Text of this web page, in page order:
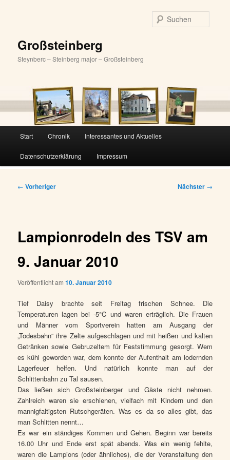
Großsteinberg
Steynberc – Steinberg major – Großsteinberg
Start Chronik Interessantes und Aktuelles
Datenschutzerklärung Impressum
Beitragsnavigation
← Vorheriger Nächster →
Lampionrodeln des TSV am
9. Januar 2010
Veröffentlicht am10. Januar 2010
Tief Daisy brachte seit Freitag frischen Schnee. Die
Temperaturen lagen bei -5°C und waren erträglich. Die Frauen
und Männer vom Sportverein hatten am Ausgang der
„Todesbahn“ ihre Zelte aufgeschlagen und mit heißen und kalten
Getränken sowie Gebruzeltem für Feststimmung gesorgt. Wem
es kühl geworden war, dem konnte der Aufenthalt am lodernden
Lagerfeuer helfen. Und natürlich konnte man auf der
Schlittenbahn zu Tal sausen.
Das ließen sich Großsteinberger und Gäste nicht nehmen.
Zahlreich waren sie erschienen, vielfach mit Kindern und den
mannigfaltigsten Rutschgeräten. Was es da so alles gibt, das
man Schlitten nennt…
Es war ein ständiges Kommen und Gehen. Beginn war bereits
16.00 Uhr und Ende erst spät abends. Was ein wenig fehlte,
waren die Lampions (oder ähnliches), die der Veranstaltung den